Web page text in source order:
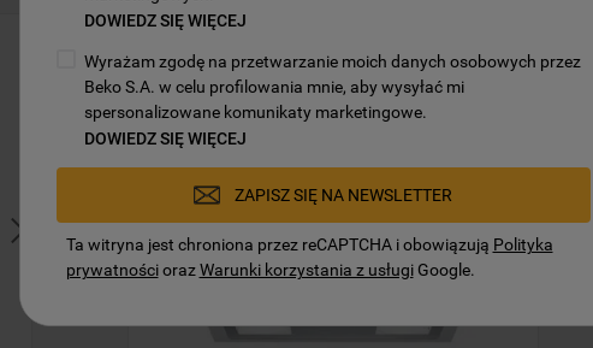
DOWIEDZ SIĘ WIĘCEJ
Wyrażam zgodę na przetwarzanie moich danych osobowych przez
Beko S.A. w celu profilowania mnie, aby wysyłać mi
spersonalizowane komunikaty marketingowe.
DOWIEDZ SIĘ WIĘCEJ
ZAPISZ SIĘ NA NEWSLETTER
Ta witryna jest chroniona przez reCAPTCHA i obowiązują Polityka
prywatnościorazWarunki korzystania z usługiGoogle.